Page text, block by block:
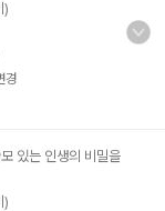
)
경
있는 인생의 비밀을
)